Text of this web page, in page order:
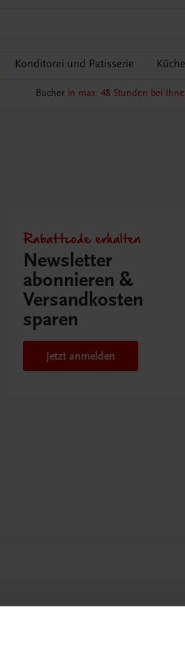
Konditorei und Patisserie Küche
Bücher in max. 48 Stunden bei
Rabattcode erhalten
Newsletter
abonnieren &
Versandkosten
sparen
Jetzt anmelden